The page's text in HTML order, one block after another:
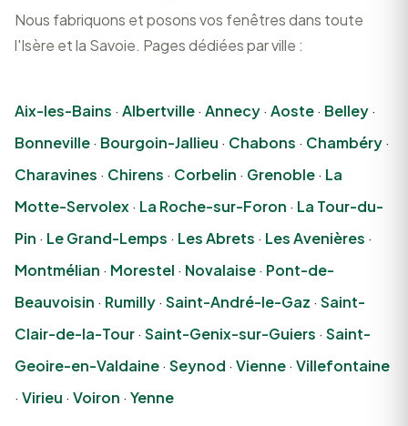
Nous fabriquons et posons vos fenêtres dans toute
l'Isère et la Savoie. Pages dédiées par ville :
Aix-les-Bains · Albertville· Annecy· Aoste· Belley·
Bonneville· Bourgoin-Jallieu · Chabons · Chambéry·
Charavines · Chirens · Corbelin · Grenoble· La
Motte-Servolex· La Roche-sur-Foron · La Tour-du-
Pin · Le Grand-Lemps · Les Abrets · Les Avenières ·
Montmélian · Morestel · Novalaise· Pont-de-
Beauvoisin · Rumilly· Saint-André-le-Gaz · Saint-
Clair-de-la-Tour· Saint-Genix-sur-Guiers · Saint-
Geoire-en-Valdaine· Seynod · Vienne· Villefontaine
· Virieu · Voiron · Yenne